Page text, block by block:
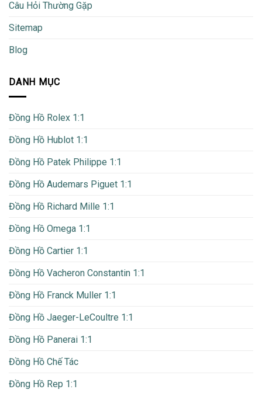
Câu Hỏi Thường Gặp
Sitemap
Blog
DANH MỤC
Đồng Hồ Rolex 1:1
Đồng Hồ Hublot 1:1
Đồng Hồ Patek Philippe 1:1
Đồng Hồ Audemars Piguet 1:1
Đồng Hồ Richard Mille 1:1
Đồng Hồ Omega 1:1
Đồng Hồ Cartier 1:1
Đồng Hồ Vacheron Constantin 1:1
Đồng Hồ Franck Muller 1:1
Đồng Hồ Jaeger-LeCoultre 1:1
Đồng Hồ Panerai 1:1
Đồng Hồ Chế Tác
Đồng Hồ Rep 1:1